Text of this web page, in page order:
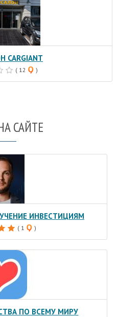
CARGIANT
( 12 )
САЙТЕ
ИНВЕСТИЦИЯМ
( 1 )
ПО ВСЕМУ МИРУ